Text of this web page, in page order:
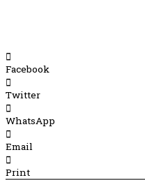
Facebook
Twitter
WhatsApp
Email
Print